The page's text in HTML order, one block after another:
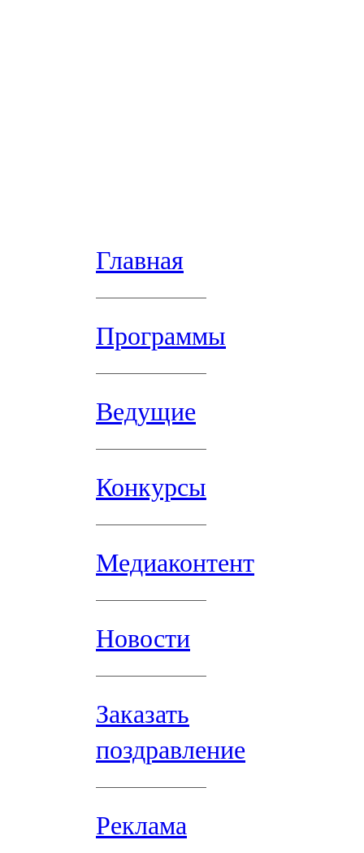
Главная
Программы
Ведущие
Конкурсы
Медиаконтент
Новости
Заказать
поздравление
Реклама